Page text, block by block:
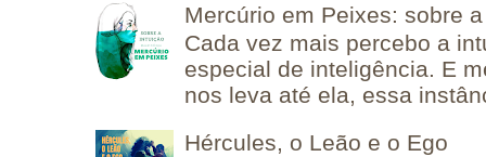
Mercúrio em Peixes: sobre
Cada vez mais percebo a
especial de inteligência. E
nos leva até ela, essa
Hércules, o Leão e o Ego